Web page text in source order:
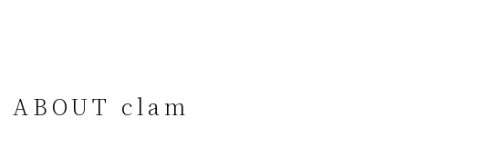
ABOUT clam